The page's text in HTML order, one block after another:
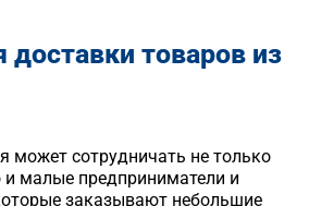
доставки товаров из
может сотрудничать не только
и малые предприниматели и
заказывают небольшие